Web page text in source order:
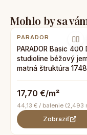
Mohlo by sa
PARADOR
PARADOR Basic 400
studioline béžový
matná štruktúra
17,70 €/m²
44,13 € / balenie (2,493
Zobraziť